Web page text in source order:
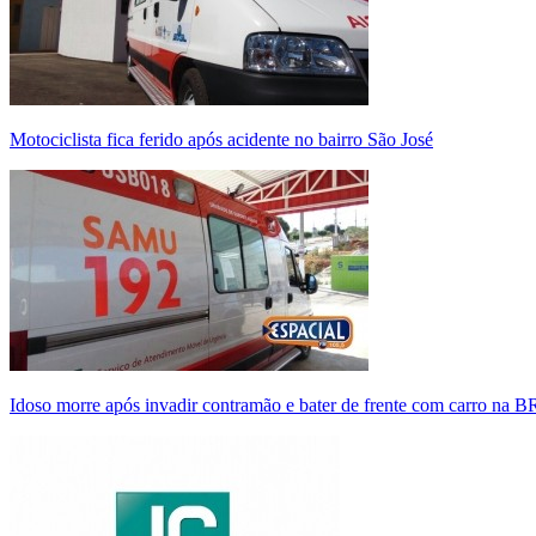
Motociclista fica ferido após acidente no bairro São José
Idoso morre após invadir contramão e bater de frente com carro na